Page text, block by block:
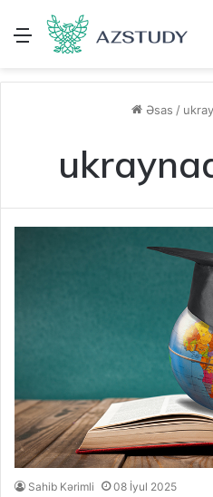
Menu
Əsas /
Sahib Kərimli 08 İyul 2025